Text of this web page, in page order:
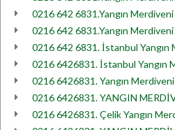
0216 642 6831.Yangın Merdiveni
0216 642 6831.Yangın Merdiveni
0216 642 6831. İstanbul Yangın
0216 6426831. İstanbul Yangın
0216 6426831. Yangın Merdiveni
0216 6426831. YANGIN
0216 6426831. Çelik Yangın